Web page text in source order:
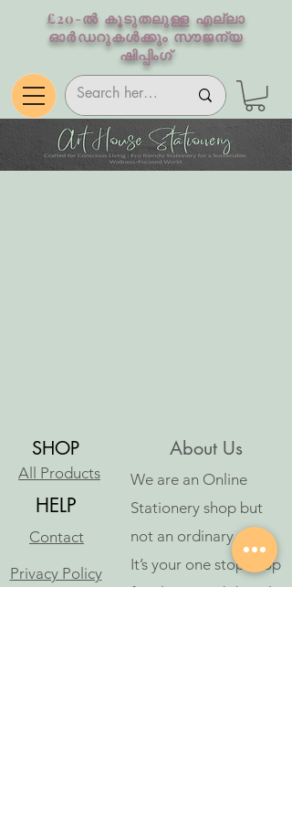
£20-ൽ കൂടുതലുള്ള എല്ലാ
ഓർഡറുകൾക്കും സൗജന്യ
ഷിപ്പിംഗ്
SHOP
All Products
HELP
Contact
Privacy Policy
About Us
We are an Online
Stationery shop but
not an ordinary one!
It’s your one stop shop
for classic and digital